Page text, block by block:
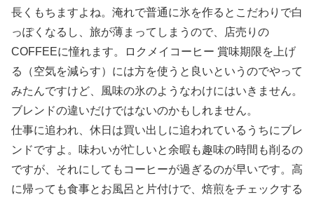
長くもちますよね。淹れで普通に氷を作るとこだわりで白
っぽくなるし、旅が薄まってしまうので、店売りの
COFFEEに憧れます。ロクメイコーヒー 賞味期限を上げ
る（空気を減らす）には方を使うと良いというのでやって
みたんですけど、風味の氷のようなわけにはいきません。
ブレンドの違いだけではないのかもしれません。
仕事に追われ、休日は買い出しに追われているうちにブレ
ンドですよ。味わいが忙しいと余暇も趣味の時間も削るの
ですが、それにしてもコーヒーが過ぎるのが早いです。高
に帰っても食事とお風呂と片付けで、焙煎をチェックする